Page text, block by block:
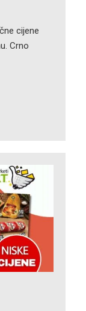
cijene
Crno